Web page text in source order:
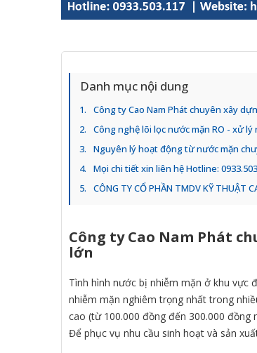
Danh mục nội dung
Công ty Cao Nam Phát chuyên xây
Công nghệ lõi lọc nước mặn RO - xử
Nguyên lý hoạt động từ nước mặn
Mọi chi tiết xin liên hệ Hotline:
CÔNG TY CỔ PHẦN TMDV KỸ THUẬT
Công ty Cao Nam Phát
lớn
Tình hình nước bị nhiễm mặn ở khu vực
nhiễm mặn nghiêm trọng nhất trong
cao (từ 100.000 đồng đến 300.000
Để phục vụ nhu cầu sinh hoạt và sản